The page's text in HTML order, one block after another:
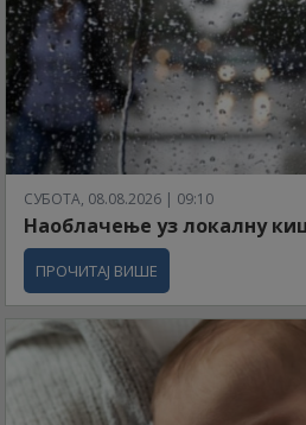
СУБОТА, 08.08.2026 | 09:10
Наоблачење уз локалну
ПРОЧИТАЈ ВИШЕ